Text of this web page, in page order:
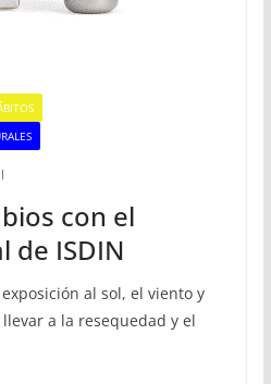
con el
de ISDIN
al sol, el viento y
a la resequedad y el